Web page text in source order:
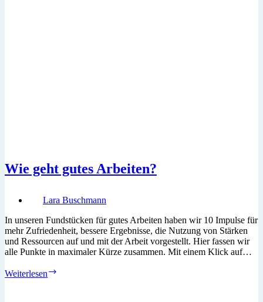
Wie geht gutes Arbeiten?
Lara Buschmann
In unseren Fundstücken für gutes Arbeiten haben wir 10 Impulse für
mehr Zufriedenheit, bessere Ergebnisse, die Nutzung von Stärken
und Ressourcen auf und mit der Arbeit vorgestellt. Hier fassen wir
alle Punkte in maximaler Kürze zusammen. Mit einem Klick auf…
Weiterlesen